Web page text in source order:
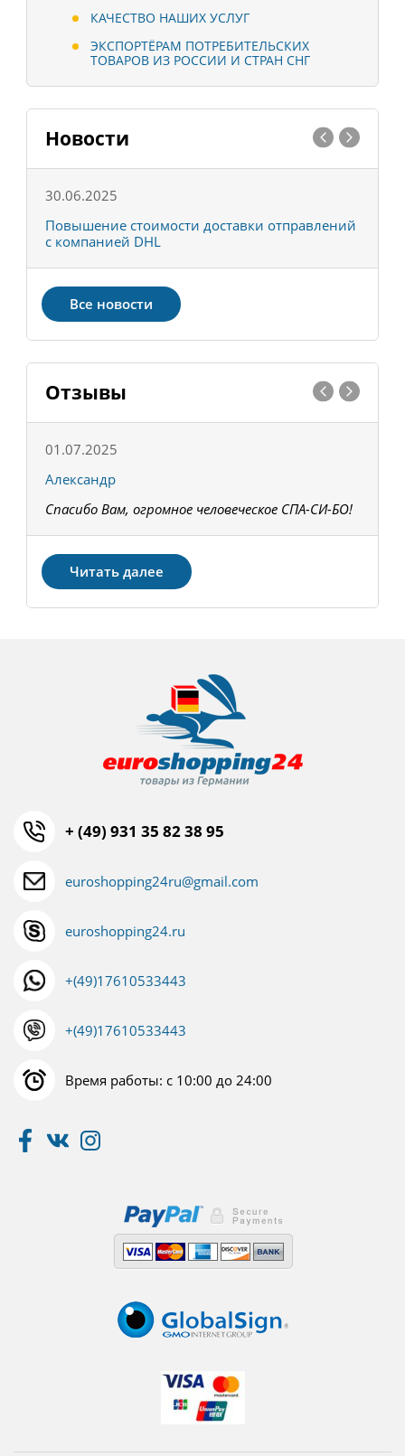
КАЧЕСТВО НАШИХ УСЛУГ
ЭКСПОРТЁРАМ ПОТРЕБИТЕЛЬСКИХ
ТОВАРОВ ИЗ РОССИИ И СТРАН СНГ
Новости
30.06.2025
Повышение стоимости доставки отправлений
с компанией DHL
Все новости
Отзывы
01.07.2025
Александр
Спасибо Вам, огромное человеческое СПА-СИ-БО!
Читать далее
+ (49) 931 35 82 38 95
euroshopping24ru@gmail.com
euroshopping24.ru
+(49)17610533443
+(49)17610533443
Время работы: с 10:00 до 24:00